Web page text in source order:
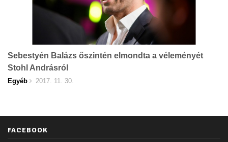
Sebestyén Balázs őszintén elmondta a véleményét
Stohl Andrásról
Egyéb 2017. 11. 30.
FACEBOOK